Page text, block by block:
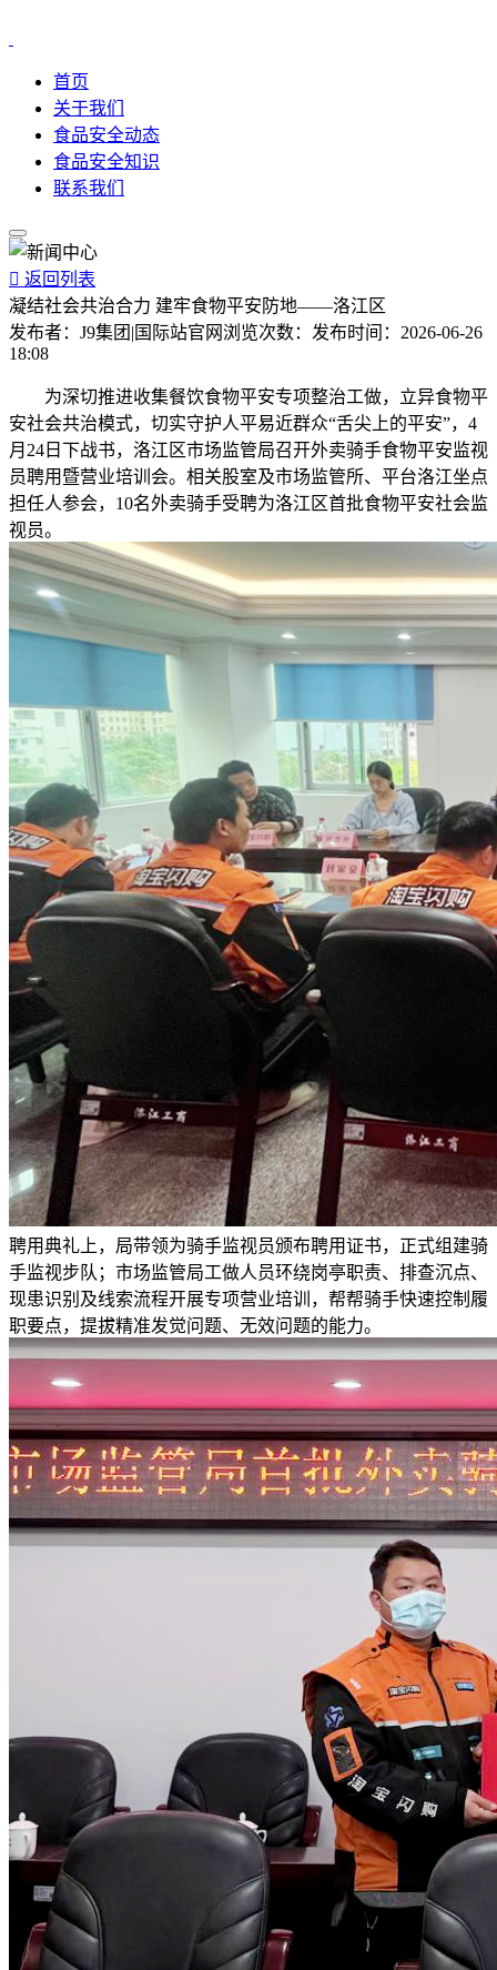
首页
关于我们
食品安全动态
食品安全知识
联系我们
 返回列表
凝结社会共治合力 建牢食物平安防地——洛江区
发布者： J9集团|国际站官网 浏览次数： 发布时间： 2026-06-26
18:08
为深切推进收集餐饮食物平安专项整治工做，立异食物平
安社会共治模式，切实守护人平易近群众“舌尖上的平安”，4
月24日下战书，洛江区市场监管局召开外卖骑手食物平安监视
员聘用暨营业培训会。相关股室及市场监管所、平台洛江坐点
担任人参会，10名外卖骑手受聘为洛江区首批食物平安社会监
视员。
聘用典礼上，局带领为骑手监视员颁布聘用证书，正式组建骑
手监视步队；市场监管局工做人员环绕岗亭职责、排查沉点、
现患识别及线索流程开展专项营业培训，帮帮骑手快速控制履
职要点，提拔精准发觉问题、无效问题的能力。